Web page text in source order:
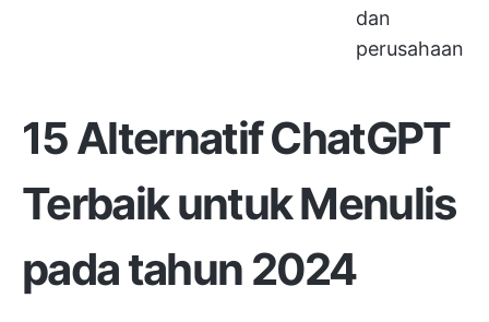
dan
perusahaan
15 Alternatif ChatGPT
Terbaik untuk Menulis
pada tahun 2024